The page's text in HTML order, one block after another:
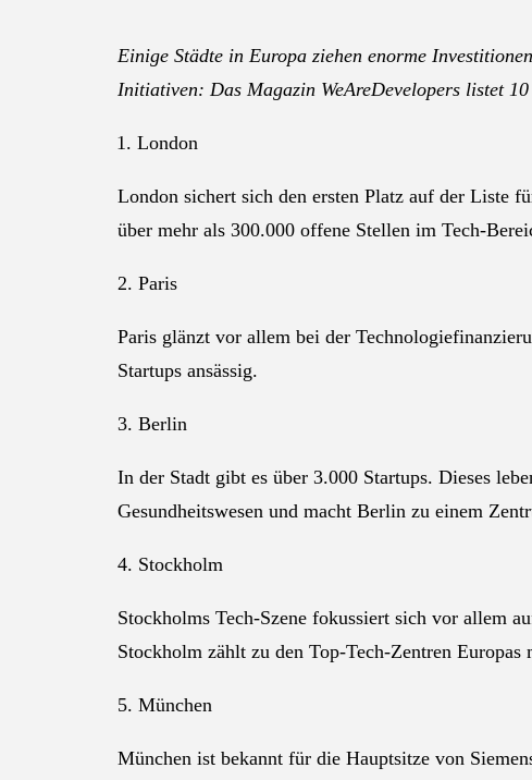
Einige Städte in Europa ziehen enorme
Initiativen: Das Magazin WeAreDevelopers listet
London
London sichert sich den ersten Platz auf der Liste
über mehr als 300.000 offene Stellen im Tech-
2. Paris
Paris glänzt vor allem bei der
Startups ansässig.
3. Berlin
In der Stadt gibt es über 3.000 Startups. Dieses
Gesundheitswesen und macht Berlin zu einem
4. Stockholm
Stockholms Tech-Szene fokussiert sich vor allem
Stockholm zählt zu den Top-Tech-Zentren
5. München
München ist bekannt für die Hauptsitze von